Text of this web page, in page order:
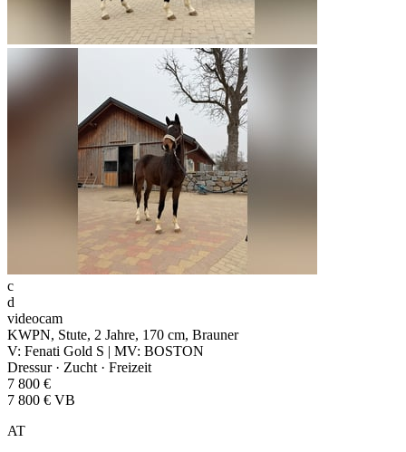
c
d
videocam
KWPN, Stute, 2 Jahre, 170 cm, Brauner
V: Fenati Gold S | MV: BOSTON
Dressur · Zucht · Freizeit
7 800 €
7 800 € VB
AT